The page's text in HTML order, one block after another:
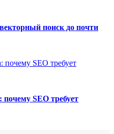
поиск до почти
SEO требует